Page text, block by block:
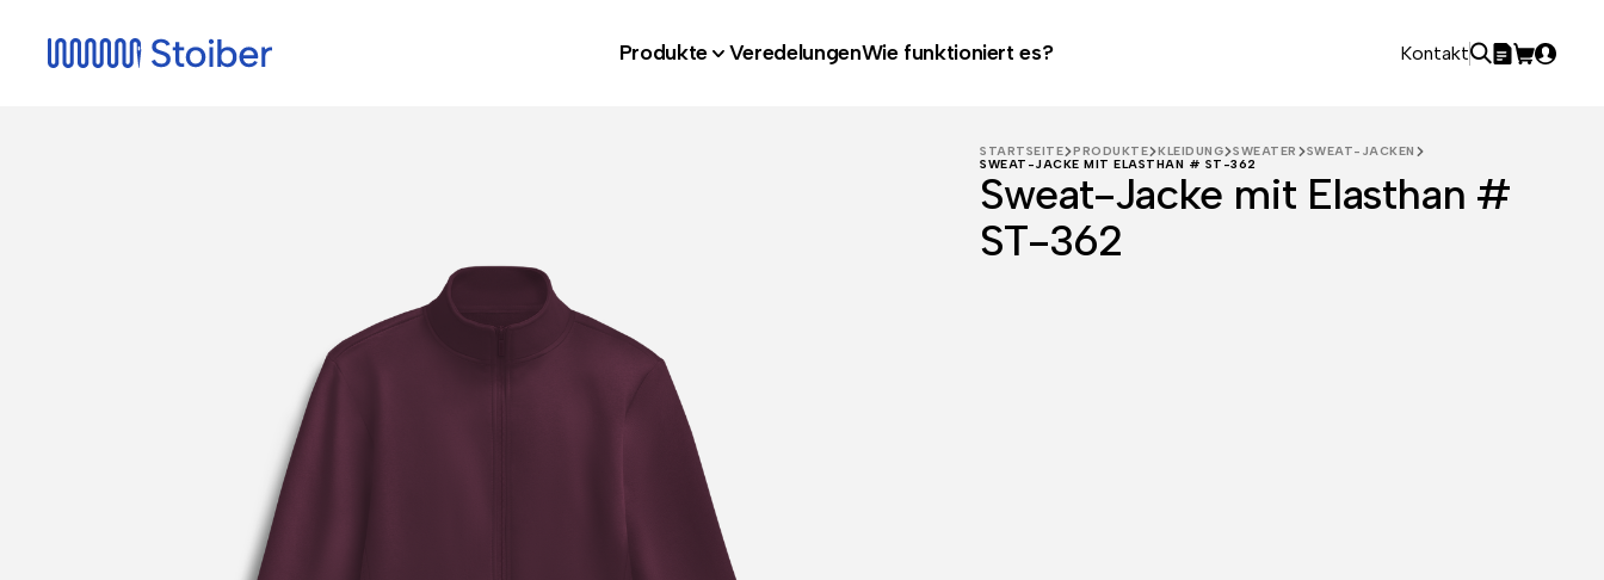
Produkte VeredelungenWie funktioniert es? Kontakt
STARTSEITE PRODUKTE KLEIDUNG SWEATER
SWEAT-JACKEN
SWEAT-JACKE MIT ELASTHAN # ST-362
Sweat-Jacke mit Elasthan #
ST-362